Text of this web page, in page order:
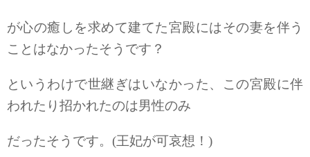
が心の癒しを求めて建てた宮殿にはその妻を伴う
ことはなかったそうです？
というわけで世継ぎはいなかった、この宮殿に伴
われたり招かれたのは男性のみ
だったそうです。(王妃が可哀想！)